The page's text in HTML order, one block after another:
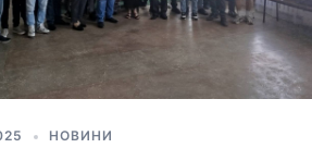
НОВИНИ